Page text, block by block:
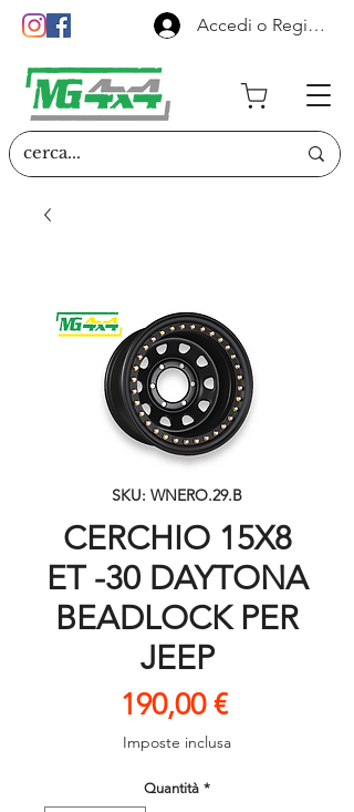
Accedi o Registrati
SKU: WNERO.29.B
CERCHIO 15X8
ET -30 DAYTONA
BEADLOCK PER
JEEP
190,00 €Prezzo
Imposte inclusa
Quantità *